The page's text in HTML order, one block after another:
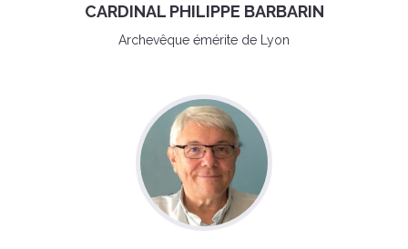
CARDINAL PHILIPPE BARBARIN
Archevêque émérite de Lyon